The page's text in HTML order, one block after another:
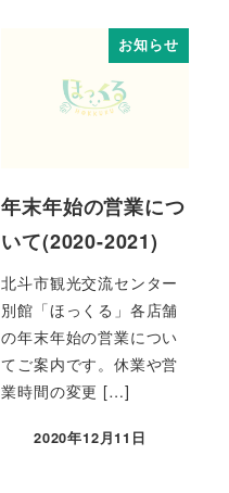
お知らせ
年末年始の営業につ
いて(2020-2021)
北斗市観光交流センター
別館「ほっくる」各店舗
の年末年始の営業につい
てご案内です。休業や営
業時間の変更 […]
2020年12月11日